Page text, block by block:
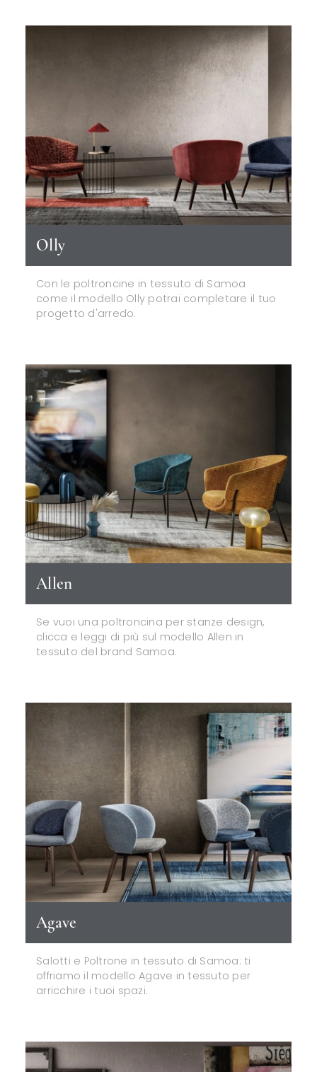
Olly
Con le poltroncine in tessuto di Samoa
come il modello Olly potrai completare il tuo
progetto d'arredo.
Allen
Se vuoi una poltroncina per stanze design,
clicca e leggi di più sul modello Allen in
tessuto del brand Samoa.
Agave
Salotti e Poltrone in tessuto di Samoa: ti
offriamo il modello Agave in tessuto per
arricchire i tuoi spazi.